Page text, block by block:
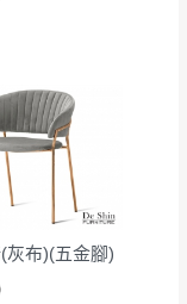
灰布)(五金腳)